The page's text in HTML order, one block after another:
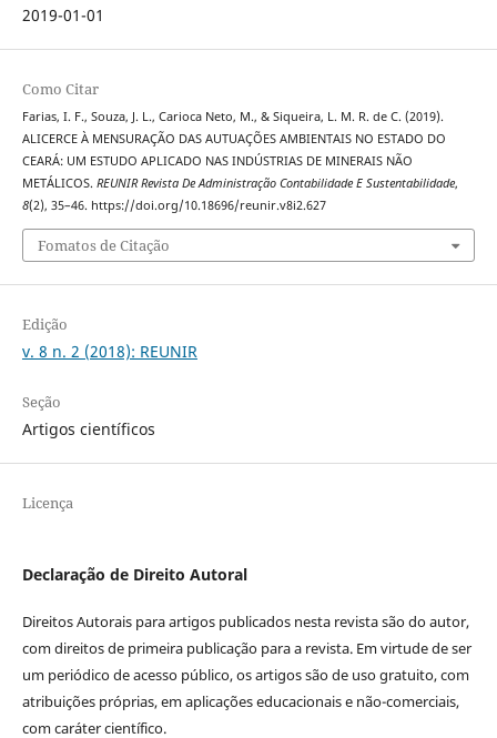
2019-01-01
Como Citar
Farias, I. F., Souza, J. L., Carioca Neto, M., & Siqueira, L. M. R. de C. (2019).
ALICERCE À MENSURAÇÃO DAS AUTUAÇÕES AMBIENTAIS NO ESTADO DO
CEARÁ: UM ESTUDO APLICADO NAS INDÚSTRIAS DE MINERAIS NÃO
METÁLICOS. REUNIR Revista De Administração Contabilidade E Sustentabilidade,
8(2), 35–46. https://doi.org/10.18696/reunir.v8i2.627
Fomatos de Citação
Edição
v. 8 n. 2 (2018): REUNIR
Seção
Artigos científicos
Licença
Declaração de Direito Autoral
Direitos Autorais para artigos publicados nesta revista são do autor,
com direitos de primeira publicação para a revista. Em virtude de ser
um periódico de acesso público, os artigos são de uso gratuito, com
atribuições próprias, em aplicações educacionais e não-comerciais,
com caráter científico.